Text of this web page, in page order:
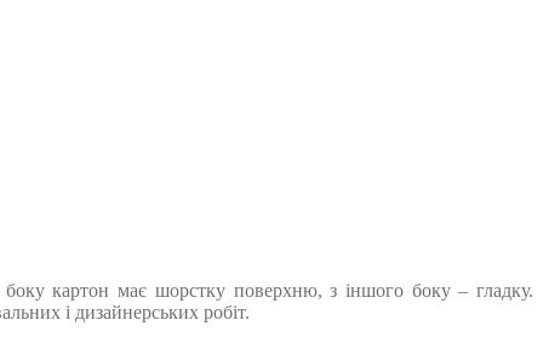
картон має шорстку поверхню, з іншого боку – гладку.
і дизайнерських робіт.